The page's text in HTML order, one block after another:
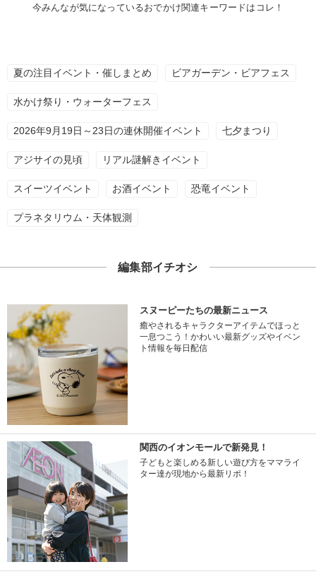
今みんなが気になっているおでかけ関連キーワードはコレ！
夏の注目イベント・催しまとめ ビアガーデン・ビアフェス
水かけ祭り・ウォーターフェス
2026年9月19日～23日の連休開催イベント 七夕まつり
アジサイの見頃 リアル謎解きイベント
スイーツイベント お酒イベント 恐竜イベント
プラネタリウム・天体観測
編集部イチオシ
スヌーピーたちの最新ニュース
癒やされるキャラクターアイテムでほっと
一息つこう！かわいい最新グッズやイベン
ト情報を毎日配信
関西のイオンモールで新発見！
子どもと楽しめる新しい遊び方をママライ
ター達が現地から最新リポ！